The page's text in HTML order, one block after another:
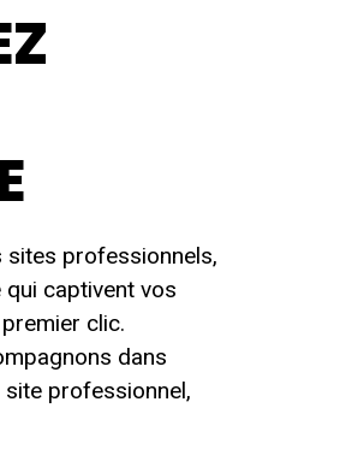
sites professionnels,
captivent vos
clic.
dans
professionnel,